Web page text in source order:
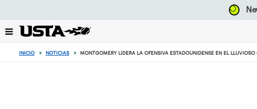
el
botón
INICIO > NOTICIAS > MONTGOMERY LIDERA LA OFENSIVA ESTADOUNIDENSE EN EL LLUVIOSO